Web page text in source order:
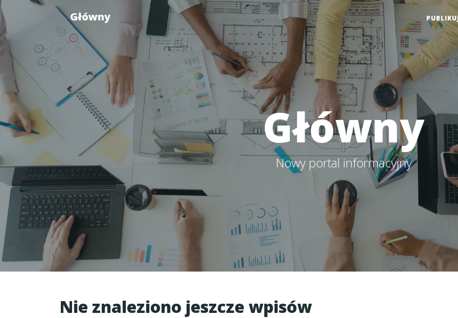
Główny
Główny
Nowy portal informacyjny
Nie znaleziono jeszcze wpisów